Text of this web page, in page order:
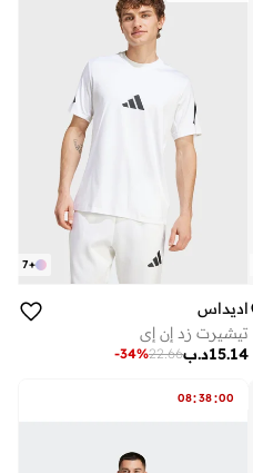
+
7
اديداس
تيشيرت زد إن إي
د.ب15.14
22.66
-34%
08:38:00